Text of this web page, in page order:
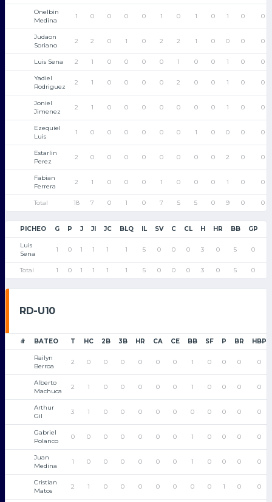
Onelbin
Medina
1 0 0 0 0 1 0 1 0 1 0 0
Judaon
Soriano
2 2 0 1 0 2 2 1 0 0 0 0
Luis Sena 2 1 0 0 0 0 1 0 0 1 0 0
Yadiel
Rodriguez
2 1 0 0 0 0 2 0 0 1 0 0
Joniel
Jimenez
2 1 0 0 0 0 0 0 0 1 0 0
Ezequiel
Luis
1 0 0 0 0 0 0 1 0 0 0 0
Estarlin
Perez
2 0 0 0 0 0 0 0 0 2 0 0
Fabian
Ferrera
2 1 0 0 0 1 0 0 0 1 0 0
Total 18 7 0 1 0 7 5 5 0 9 0 0
PICHEO G P J JI JC BLQ IL SV C CL H HR BB GP
Luis
Sena
1 0 1 1 1 1 5 0 0 0 3 0 5 0
Total 1 0 1 1 1 1 5 0 0 0 3 0 5 0
RD-U10
# BATEO T HC 2B 3B HR CA CE BB SF P BR HBP
Railyn
Berroa
2 0 0 0 0 0 0 1 0 0 0 0
Alberto
Machuca
2 1 0 0 0 0 0 1 0 0 0 0
Arthur
Gil
3 1 0 0 0 0 0 0 0 0 0 0
Gabriel
Polanco
0 0 0 0 0 0 0 1 0 0 0 0
Juan
Medina
1 0 0 0 0 0 0 1 0 0 0 0
Cristian
Matos
2 1 0 0 0 0 0 0 0 1 0 0